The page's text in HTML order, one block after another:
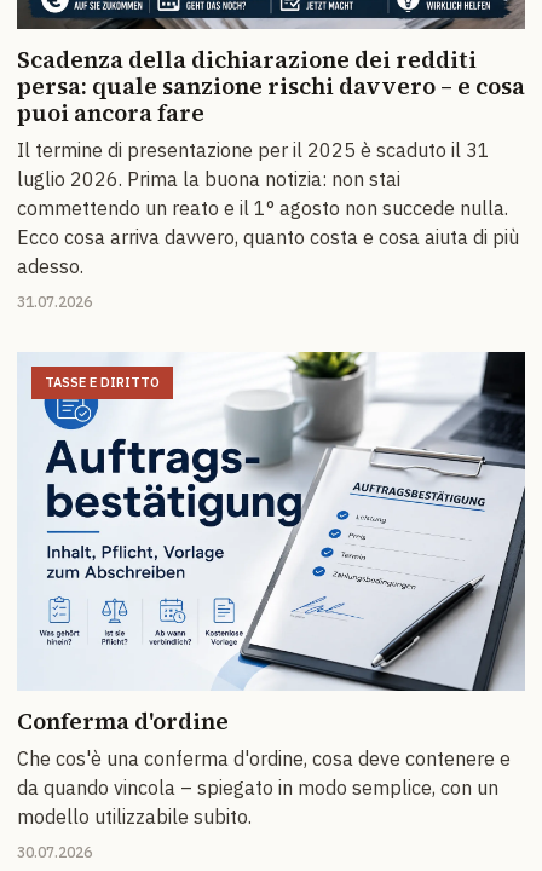
Scadenza della dichiarazione dei redditi
persa: quale sanzione rischi davvero – e cosa
puoi ancora fare
Il termine di presentazione per il 2025 è scaduto il 31
luglio 2026. Prima la buona notizia: non stai
commettendo un reato e il 1° agosto non succede nulla.
Ecco cosa arriva davvero, quanto costa e cosa aiuta di più
adesso.
31.07.2026
TASSE E DIRITTO
Conferma d'ordine
Che cos'è una conferma d'ordine, cosa deve contenere e
da quando vincola – spiegato in modo semplice, con un
modello utilizzabile subito.
30.07.2026